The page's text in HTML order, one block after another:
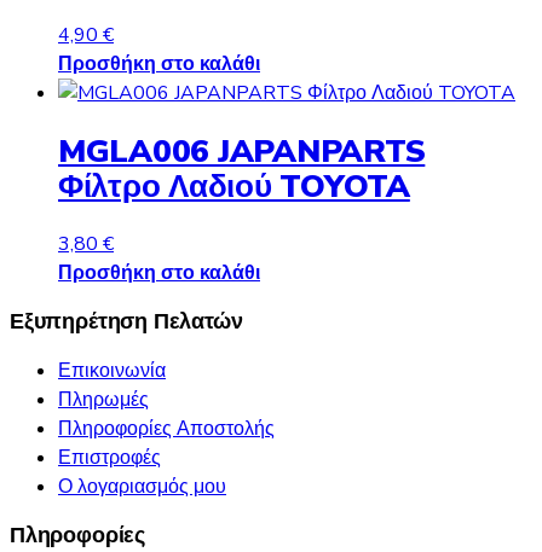
4,90 €
Προσθήκη στο καλάθι
MGLA006 JAPANPARTS
Φίλτρο Λαδιού TOYOTA
3,80 €
Προσθήκη στο καλάθι
Εξυπηρέτηση Πελατών
Επικοινωνία
Πληρωμές
Πληροφορίες Αποστολής
Επιστροφές
Ο λογαριασμός μου
Πληροφορίες